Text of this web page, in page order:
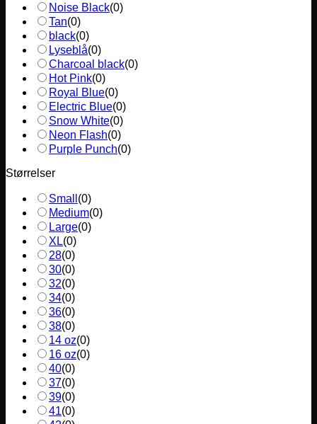
Noise Black(0)
Tan(0)
black(0)
Lyseblå(0)
Charcoal black(0)
Hot Pink(0)
Royal Blue(0)
Electric Blue(0)
Snow White(0)
Neon Flash(0)
Purple Punch(0)
Størrelser
Small (0)
Medium(0)
Large(0)
XL(0)
28(0)
30(0)
32(0)
34(0)
36(0)
38(0)
14 oz(0)
16 oz(0)
40(0)
37(0)
39(0)
41(0)